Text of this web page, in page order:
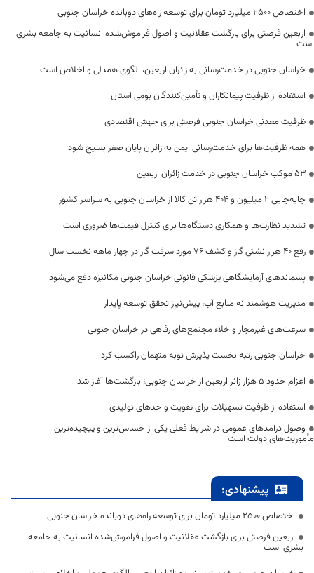
اختصاص 2500 میلیارد تومان برای توسعه راه‌های دوبانده خراسان جنوبی
اربعین فرصتی برای بازگشت عقلانیت و اصول فراموش‌شده انسانیت به جامعه بشری
است
خراسان جنوبی در خدمت‌رسانی به زائران اربعین، الگوی همدلی و اخلاص است
استفاده از ظرفیت پیمانکاران و تأمین‌کنندگان بومی استان
ظرفیت معدنی خراسان جنوبی فرصتی برای جهش اقتصادی
همه ظرفیت‌ها برای خدمت‌رسانی ایمن به زائران پایان صفر بسیج شود
53 موکب خراسان جنوبی در خدمت زائران اربعین
جابه‌جایی 2 میلیون و 404 هزار تن کالا از خراسان جنوبی به سراسر کشور
تشدید نظارت‌ها و همکاری دستگاه‌ها برای کنترل قیمت‌ها ضروری است
رفع 40 هزار نشتی گاز و کشف 76 مورد سرقت گاز در چهار ماهه نخست سال
پسماندهای آزمایشگاهی پزشکی قانونی خراسان جنوبی مکانیزه دفع می‌شود
مدیریت هوشمندانه منابع آب، پیش‌نیاز تحقق توسعه پایدار
سرعت‌های غیرمجاز و خلاء مجتمع‌های رفاهی در خراسان جنوبی
خراسان جنوبی رتبه نخست پذیرش توبه متهمان راکسب کرد
اعزام حدود 5 هزار زائر اربعین از خراسان جنوبی؛ بازگشت‌ها آغاز شد
استفاده از ظرفیت تسهیلات برای تقویت واحدهای تولیدی
وصول درآمدهای عمومی در شرایط فعلی یکی از حساس‌ترین و پیچیده‌ترین
مأموریت‌های دولت است
پیشنهادی:
اختصاص 2500 میلیارد تومان برای توسعه راه‌های دوبانده خراسان جنوبی
اربعین فرصتی برای بازگشت عقلانیت و اصول فراموش‌شده انسانیت به جامعه
بشری است